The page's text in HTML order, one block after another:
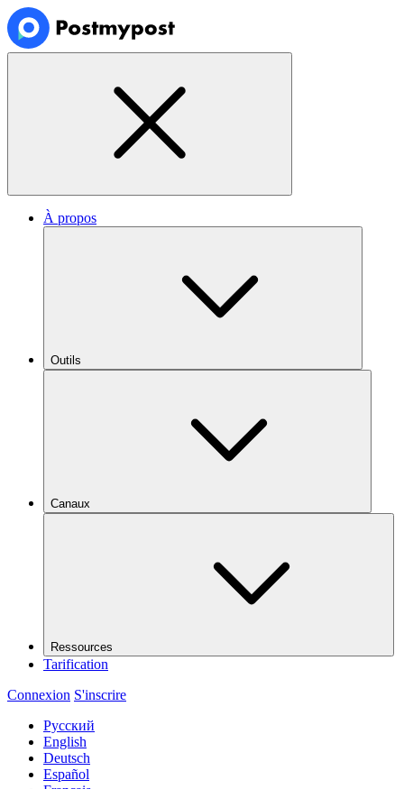
À propos
Outils
Canaux
Ressources
Tarification
Connexion S'inscrire
Русский
English
Deutsch
Español